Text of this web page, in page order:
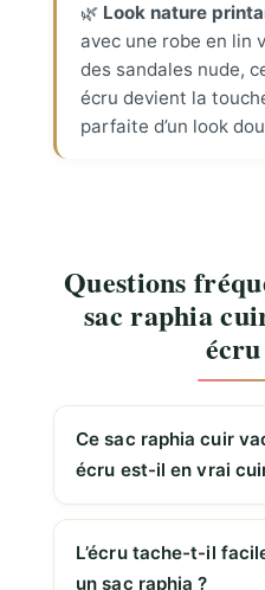
🌿 Look nature
avec une robe en lin
des sandales nude,
écru devient la
parfaite d’un look
Questions
sac raphia
écru
Ce sac raphia cuir
écru est-il en vrai
L’écru tache-t-il
un sac raphia ?